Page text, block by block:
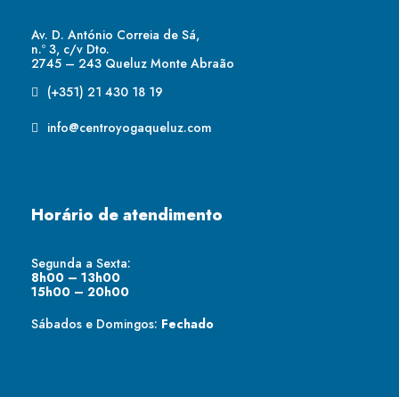
Av. D. António Correia de Sá,
n.º 3, c/v Dto.
2745 – 243 Queluz Monte Abraão
(+351) 21 430 18 19
info@centroyogaqueluz.com
Horário de atendimento
Segunda a Sexta:
8h00 – 13h00
15h00 – 20h00
Sábados e Domingos: Fechado